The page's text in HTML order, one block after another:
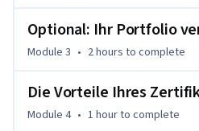
anleiten und Ihnen praktische
häufige Datenanalyseaufgaben
Nach Abschluss dieses
bestens gerüstet, um sich auf
Optional: Ihr Portfolio
Module 3 • 2 hours to complete
Die Vorteile Ihres
Module 4 • 1 hourto complete